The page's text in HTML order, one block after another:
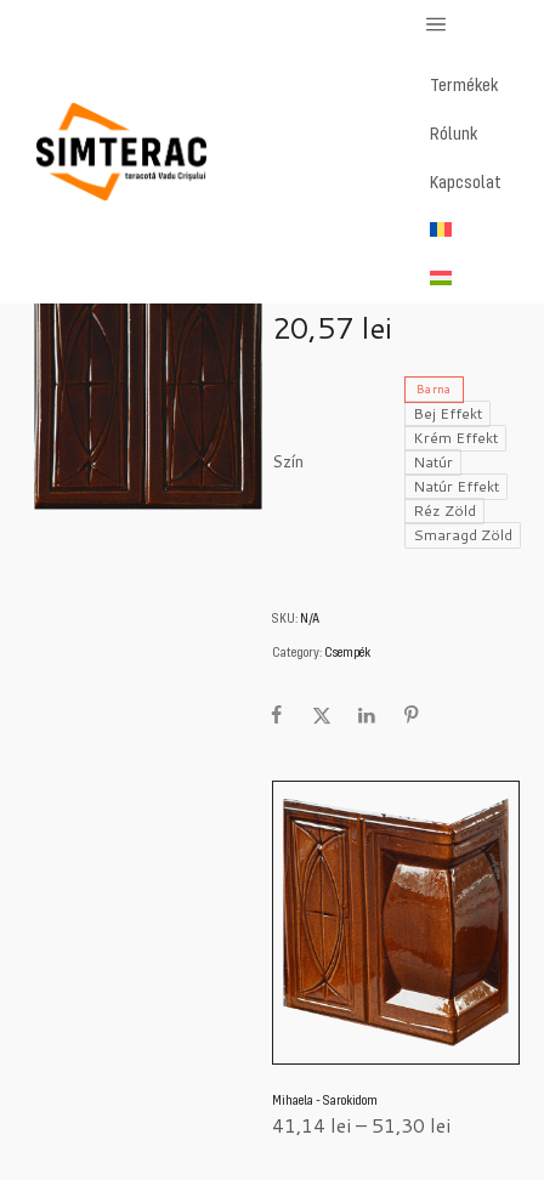
Termékek
Rólunk
Kapcsolat
Home / Magazin / Mihaela – Középcsempe
Középcsempe
20,57 lei
Szín
Barna
Bej Effekt
Krém Effekt
Natúr
Natúr Effekt
Réz Zöld
Smaragd Zöld
SKU: N/A
Category: Csempék
Mihaela - Sarokidom
41,14 lei – 51,30 lei